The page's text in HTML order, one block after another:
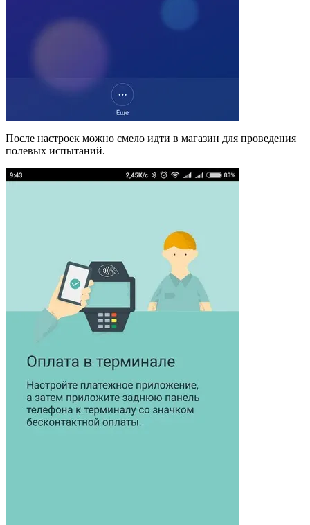
После настроек можно смело идти в магазин для проведения
полевых испытаний.